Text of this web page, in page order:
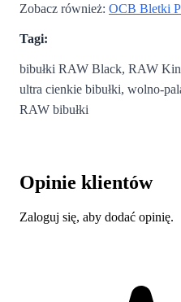
Zobacz również: OCB Bletki
Tagi:
bibułki RAW Black, RAW
ultra cienkie bibułki, wolno-
RAW bibułki
Opinie klientów
Zaloguj się, aby dodać opinię.